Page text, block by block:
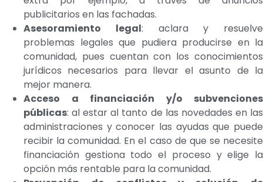
publicitarios en las fachadas.
Asesoramiento legal: aclara y resuelve
problemas legales que pudiera producirse en la
comunidad, pues cuentan con los conocimientos
jurídicos necesarios para llevar el asunto de la
mejor manera.
Acceso a financiación y/o subvenciones
públicas: al estar al tanto de las novedades en las
administraciones y conocer las ayudas que puede
recibir la comunidad. En el caso de que se necesite
financiación gestiona todo el proceso y elige la
opción más rentable para la comunidad.